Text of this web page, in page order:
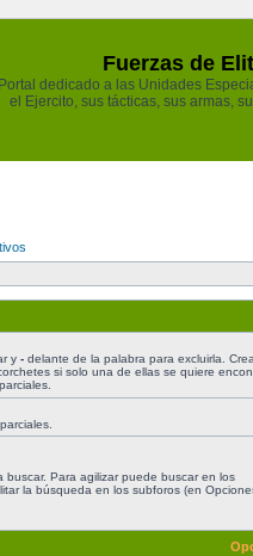
Fuerzas de
Portal dedicado a las Unidades
el Ejercito, sus tácticas, sus armas,
y - delante de la palabra para excluirla.
si solo una de ellas se quiere
Para agilizar puede buscar en los
la búsqueda en los subforos (en